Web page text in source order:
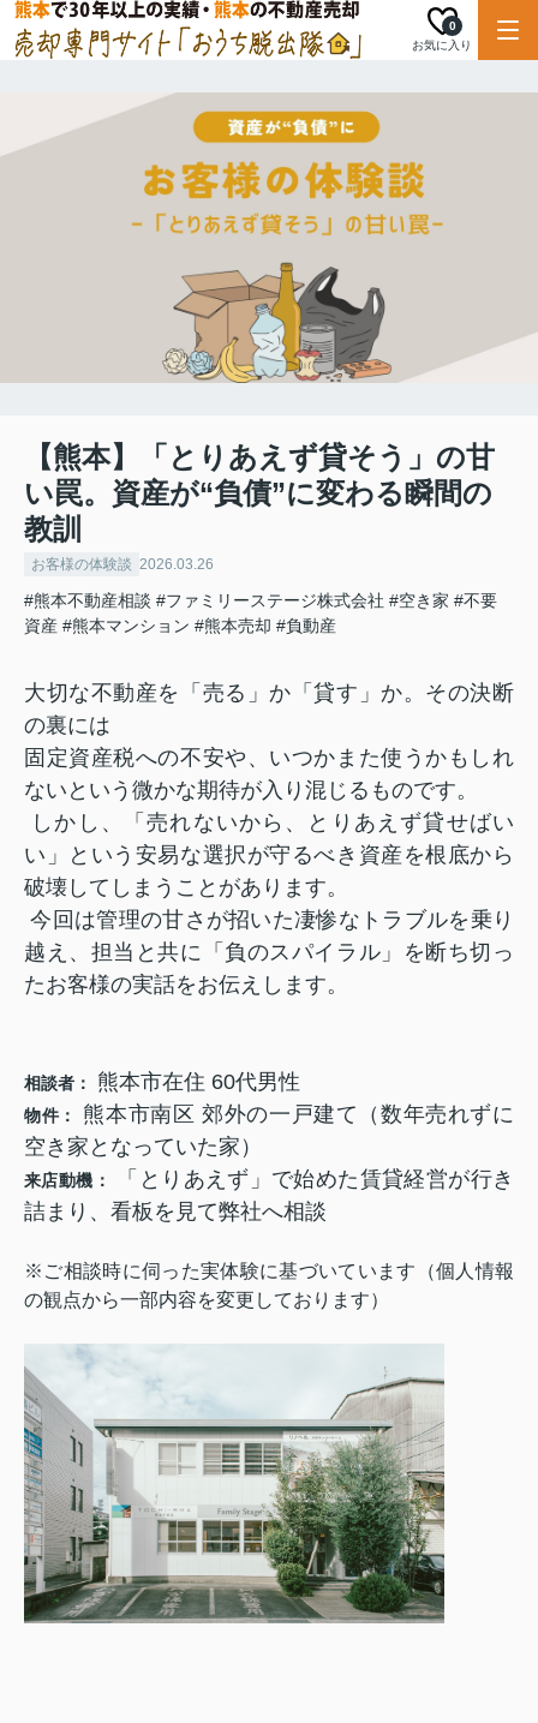
お気に入り
0
【熊本】「とりあえず貸そう」の甘
い罠。資産が“負債”に変わる瞬間の
教訓
お客様の体験談 2026.03.26
#熊本不動産相談 #ファミリーステージ株式会社 #空き家 #不要
資産 #熊本マンション #熊本売却 #負動産
大切な不動産を「売る」か「貸す」か。 その決断
の裏には
固定資産税への不安や、いつかまた使うかもしれ
ないという微かな期待が入り混じるものです。
しかし、「売れないから、とりあえず貸せばい
い」という安易な選択が守るべき資産を根底から
破壊してしまうことがあります。
今回は管理の甘さが招いた凄惨なトラブルを乗り
越え、担当と共に「負のスパイラル」を断ち切っ
たお客様の実話をお伝えします。
相談者： 熊本市在住 60代男性
物件：
熊本市南区 郊外の一戸建て（数年売れずに
空き家となっていた家）
来店動機：
「とりあえず」で始めた賃貸経営が行き
詰まり、看板を見て弊社へ相談
※ご相談時に伺った実体験に基づいています（個人情報
の観点から一部内容を変更しております）